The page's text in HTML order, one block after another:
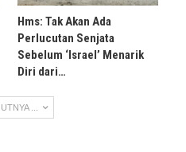
Hms: Tak Akan Ada
Perlucutan Senjata
Sebelum ‘Israel’ Menarik
Diri dari…
...